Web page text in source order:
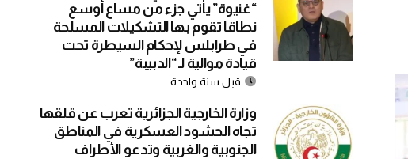
“غنيوة” يأتي جزء من مساع أوسع
نطاقا تقوم بها التشكيلات المسلحة
في طرابلس لإحكام السيطرة تحت
قيادة موالية لـ “الدبيبة”
قبل سنة واحدة
وزارة الخارجية الجزائرية تعرب عن قلقها
تجاه الحشود العسكرية في المناطق
الجنوبية والغربية وتدعو الأطراف